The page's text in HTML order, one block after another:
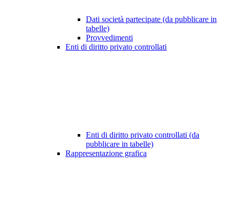
Dati società partecipate (da pubblicare in
tabelle)
Provvedimenti
Enti di diritto privato controllati
Enti di diritto privato controllati (da
pubblicare in tabelle)
Rappresentazione grafica